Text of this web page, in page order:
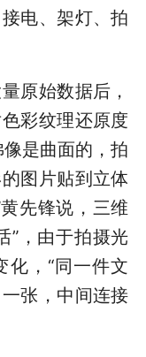
电、架灯、拍
原始数据后，
彩纹理还原度
是曲面的，拍
图片贴到立体
先锋说，三维
”，由于拍摄光
化，“同一件文
张，中间连接